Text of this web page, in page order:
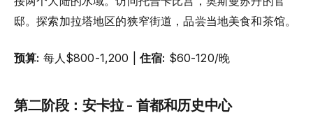
邸。探索加拉塔地区的狭窄街道，品尝当地美食和茶馆。
预算: 每人$800-1,200 |住宿: $60-120/晚
第二阶段：安卡拉 - 首都和历史中心